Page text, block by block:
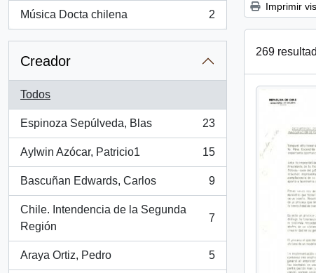
Música Docta chilena
, 2 resultados
2
Creador
Todos
Espinoza Sepúlveda, Blas
, 23 resultados
23
Aylwin Azócar, Patricio1
, 15 resultados
15
Bascuñan Edwards, Carlos
, 9 resultados
9
Chile. Intendencia de la Segunda
Región
, 7 resultados
7
Araya Ortiz, Pedro
, 5 resultados
5
Imprimir
269